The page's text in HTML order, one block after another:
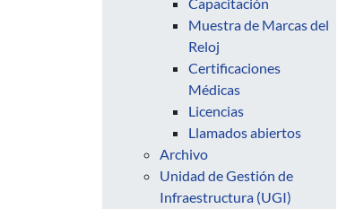
Muestra de Marcas del
Reloj
Certificaciones
Médicas
Licencias
Llamados abiertos
Archivo
Unidad de Gestión de
Infraestructura (UGI)